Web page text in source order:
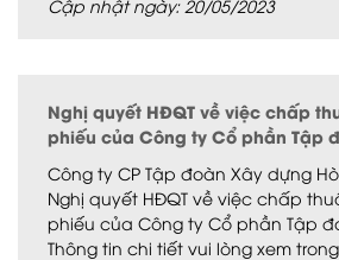
Cập nhật ngày: 20/05/2023
Nghị quyết HĐQT về việc chấp
phiếu của Công ty Cổ phần Tập
Công ty CP Tập đoàn Xây dựng
Nghị quyết HĐQT về việc chấp
phiếu của Công ty Cổ phần Tập
Thông tin chi tiết vui lòng xem